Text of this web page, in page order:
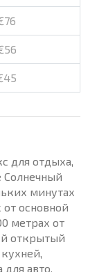
для отдыха,
Солнечный
минутах
основной
метрах от
открытый
авто,